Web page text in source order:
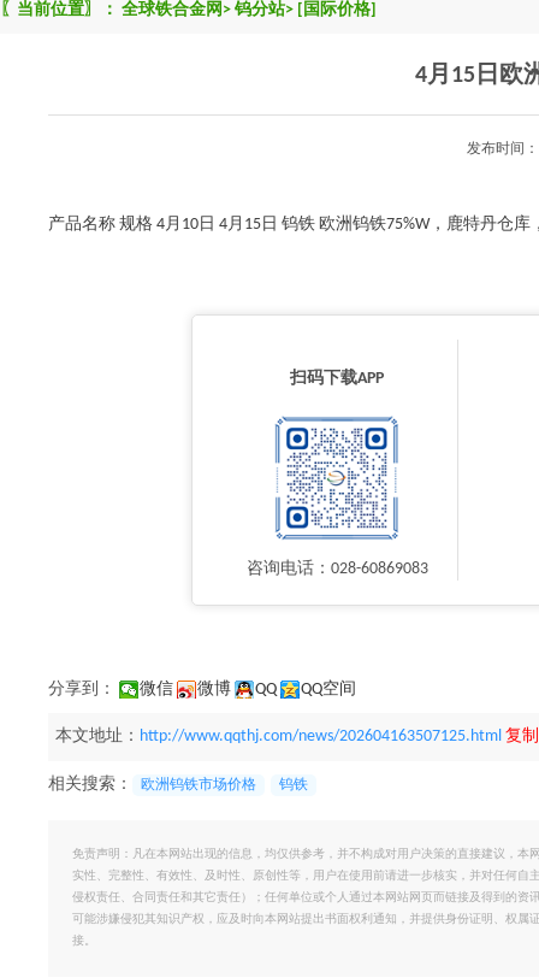
〖当前位置〗： 全球铁合金网 > 钨分站> [国际价格]
4月15日欧
发布时间
产品名称 规格 4月10日 4月15日 钨铁 欧洲钨铁75%W，鹿特丹仓库
扫码下载APP
咨询电话：028-60869083
分享到： 微信 微博 QQ QQ空间
本文地址： http://www.qqthj.com/news/202604163507125.html 复
相关搜索： 欧洲钨铁市场价格 钨铁
免责声明：凡在本网站出现的信息，均仅供参考，并不构成对用户决策的直接建议，
实性、完整性、有效性、及时性、原创性等，用户在使用前请进一步核实，并对任何
侵权责任、合同责任和其它责任）；任何单位或个人通过本网站网页而链接及得到的
可能涉嫌侵犯其知识产权，应及时向本网站提出书面权利通知，并提供身份证明、权
接。